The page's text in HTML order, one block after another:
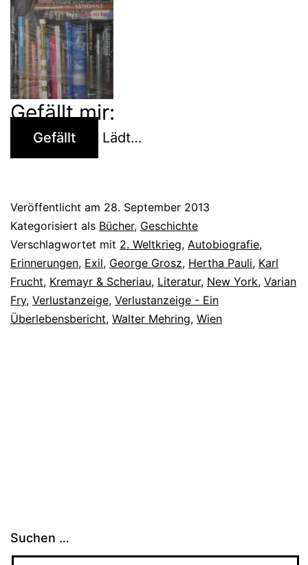
Gefällt mir:
Gefällt Lädt…
Veröffentlicht am 28. September 2013
Kategorisiert als Bücher, Geschichte
Verschlagwortet mit 2. Weltkrieg, Autobiografie,
Erinnerungen, Exil, George Grosz, Hertha Pauli, Karl
Frucht, Kremayr & Scheriau, Literatur, New York, Varian
Fry, Verlustanzeige, Verlustanzeige - Ein
Überlebensbericht, Walter Mehring, Wien
Suchen …